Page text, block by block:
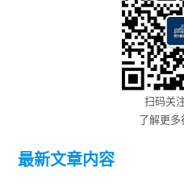
扫码关
了解更
最新文章内容